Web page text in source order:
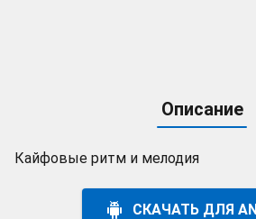
Описание
Кайфовые ритм и мелодия
СКАЧАТЬ ДЛЯ